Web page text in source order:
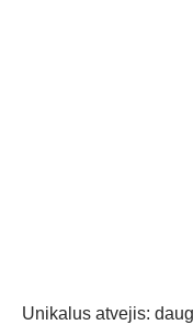
Unikalus atvejis: